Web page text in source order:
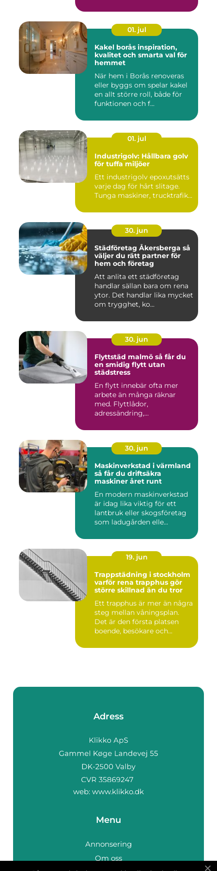
01. jul
Kakel borås inspiration,
kvalitet och smarta val för
hemmet
När hem i Borås renoveras
eller byggs om spelar kakel
en allt större roll, både för
funktionen och f...
01. jul
Industrigolv: Hållbara golv
för tuffa miljöer
Ett industrigolv epoxutsätts
varje dag för hårt slitage.
Tunga maskiner, trucktrafik...
30. jun
Städföretag Åkersberga så
väljer du rätt partner för
hem och företag
Att anlita ett städföretag
handlar sällan bara om rena
ytor. Det handlar lika mycket
om trygghet, ko...
30. jun
Flyttstäd malmö så får du
en smidig flytt utan
städstress
En flytt innebär ofta mer
arbete än många räknar
med. Flyttlådor,
adressändring,
30. jun
Maskinverkstad i värmland
så får du driftsäkra
maskiner året runt
En modern maskinverkstad
är idag lika viktig för ett
lantbruk eller skogsföretag
som ladugården elle...
19. jun
Trappstädning i stockholm
varför rena trapphus gör
större skillnad än du tror
Ett trapphus är mer än några
steg mellan våningsplan.
Det är den första platsen
boende, besökare och...
Adress
web: www.klikko.dk
Menu
Annonsering
Om oss